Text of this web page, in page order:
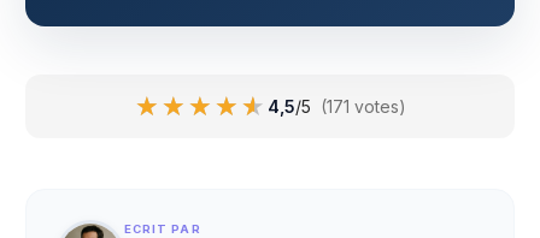
★★★★★
★★★★★ 4,5/5 (171 votes)
ECRIT PAR